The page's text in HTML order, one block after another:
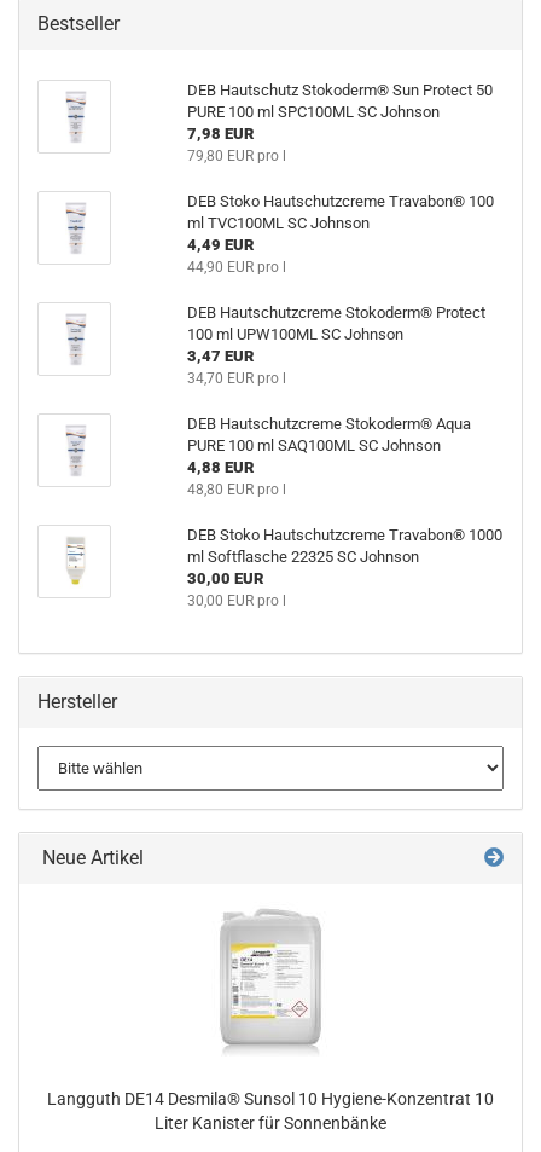
Bestseller
DEB Hautschutz Stokoderm® Sun Protect 50
PURE 100 ml SPC100ML SC Johnson
7,98 EUR
79,80 EUR pro l
DEB Stoko Hautschutzcreme Travabon® 100
ml TVC100ML SC Johnson
4,49 EUR
44,90 EUR pro l
DEB Hautschutzcreme Stokoderm® Protect
100 ml UPW100ML SC Johnson
3,47 EUR
34,70 EUR pro l
DEB Hautschutzcreme Stokoderm® Aqua
PURE 100 ml SAQ100ML SC Johnson
4,88 EUR
48,80 EUR pro l
DEB Stoko Hautschutzcreme Travabon® 1000
ml Softflasche 22325 SC Johnson
30,00 EUR
30,00 EUR pro l
Hersteller
Neue Artikel
Langguth DE14 Desmila® Sunsol 10 Hygiene-Konzentrat 10
Liter Kanister für Sonnenbänke